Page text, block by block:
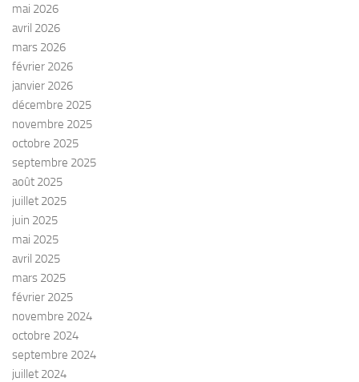
mai 2026
avril 2026
mars 2026
février 2026
janvier 2026
décembre 2025
novembre 2025
octobre 2025
septembre 2025
août 2025
juillet 2025
juin 2025
mai 2025
avril 2025
mars 2025
février 2025
novembre 2024
octobre 2024
septembre 2024
juillet 2024